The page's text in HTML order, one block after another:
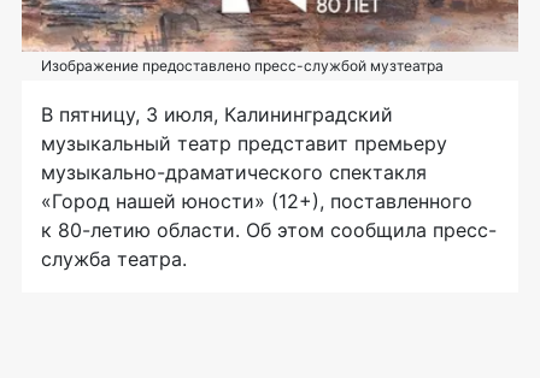
Изображение предоставлено пресс-службой музтеатра
В пятницу, 3 июля, Калининградский
музыкальный театр представит премьеру
музыкально-драматического спектакля
«Город нашей юности» (12+), поставленного
к 80-летию области. Об этом сообщила пресс-
служба театра.